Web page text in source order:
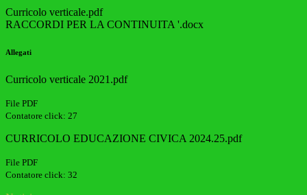
Curricolo verticale.pdf
RACCORDI PER LA CONTINUITA '.docx
Allegati
Curricolo verticale 2021.pdf
File PDF
Contatore click: 27
CURRICOLO EDUCAZIONE CIVICA 2024.25.pdf
File PDF
Contatore click: 32